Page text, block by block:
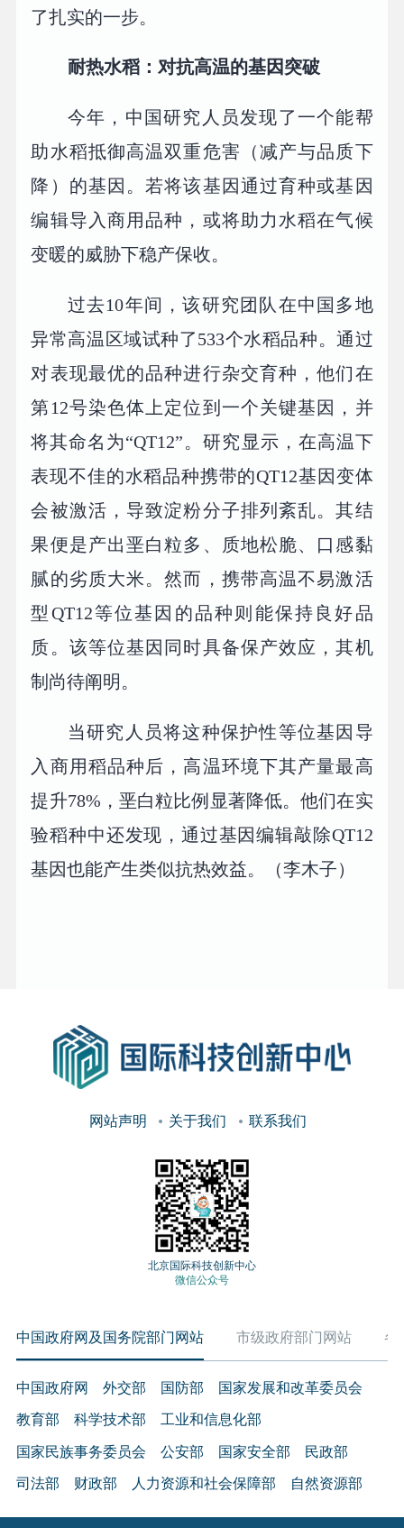
了扎实的一步。
耐热水稻：对抗高温的基因突破
今年，中国研究人员发现了一个能帮
助水稻抵御高温双重危害（减产与品质下
降）的基因。若将该基因通过育种或基因
编辑导入商用品种，或将助力水稻在气候
变暖的威胁下稳产保收。
过去10年间，该研究团队在中国多地
异常高温区域试种了533个水稻品种。通过
对表现最优的品种进行杂交育种，他们在
第12号染色体上定位到一个关键基因，并
将其命名为“QT12”。研究显示，在高温下
表现不佳的水稻品种携带的QT12基因变体
会被激活，导致淀粉分子排列紊乱。其结
果便是产出垩白粒多、质地松脆、口感黏
腻的劣质大米。然而，携带高温不易激活
型QT12等位基因的品种则能保持良好品
质。该等位基因同时具备保产效应，其机
制尚待阐明。
当研究人员将这种保护性等位基因导
入商用稻品种后，高温环境下其产量最高
提升78%，垩白粒比例显著降低。他们在实
验稻种中还发现，通过基因编辑敲除QT12
基因也能产生类似抗热效益。（李木子）
网站声明 关于我们 联系我们
北京国际科技创新中心
微信公众号
中国政府网及国务院部门网站 市级政府部门网站 各
中国政府网 外交部 国防部 国家发展和改革委员会
教育部 科学技术部 工业和信息化部
国家民族事务委员会 公安部 国家安全部 民政部
司法部 财政部 人力资源和社会保障部 自然资源部
生态环境部 住房和城乡建设部 交通运输部 水利部